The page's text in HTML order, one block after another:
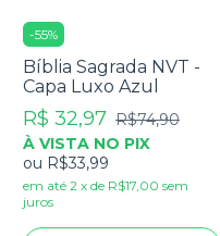
-55%
Bíblia Sagrada NVT -
Capa Luxo Azul
R$ 32,97 R$74,90
À VISTA NO PIX
ou R$33,99
em até 2 x de R$17,00 sem
juros